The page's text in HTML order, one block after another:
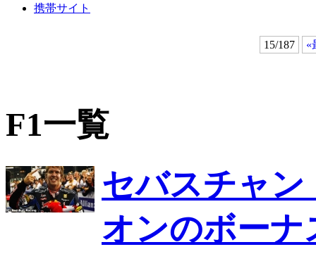
携帯サイト
15/187 «
F1一覧
セバスチャ
オンのボーナ